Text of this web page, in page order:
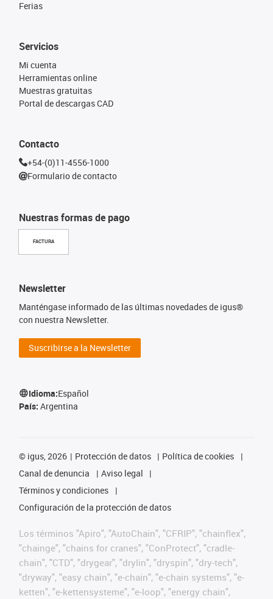
Ferias
Nuestras formas de pago
FACTURA
Servicios
Mi cuenta
Herramientas online
Muestras gratuitas
Portal de descargas CAD
Contacto
+54-(0)11-4556-1000
Formulario de contacto
Newsletter
Manténgase informado de las últimas novedades de igus®
con nuestra Newsletter.
Suscribirse a la Newsletter
Idioma:Español
País: Argentina
© igus, 2026 Protección de datos
Política de cookies
Canal de denuncia
Aviso legal
Términos y condiciones
Configuración de la protección de datos
Los términos "Apiro", "AutoChain", "CFRIP", "chainflex",
"chainge", "chains for cranes", "ConProtect", "cradle-
chain", "CTD", "drygear", "drylin", "dryspin", "dry-tech",
"dryway", "easy chain", "e-chain", "e-chain systems", "e-
ketten", "e-kettensysteme", "e-loop", "energy chain",